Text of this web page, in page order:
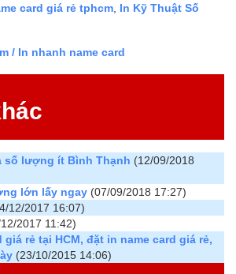
card giá rẻ tphcm In Kỹ Thuật Số
/ In nhanh name card
số lượng ít Bình Thạnh (12/09/2018
lớn lấy ngay (07/09/2018 17:27)
12/2017 16:07)
2017 11:42)
giá rẻ tại HCM, đặt in name card giá rẻ,
(23/10/2015 14:06)